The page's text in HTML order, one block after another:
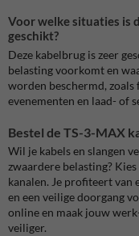
Voor welke situaties is
geschikt?
Deze kabelbrug is zeer
belasting voorkomt en
worden beschermd,
evenementen en laad- of
Bestel de TS-3-MAX
Wil je kabels en slangen
zwaardere belasting?
kanalen. Je profiteert van
en een veilige doorgang
online en maak jouw
veiliger.